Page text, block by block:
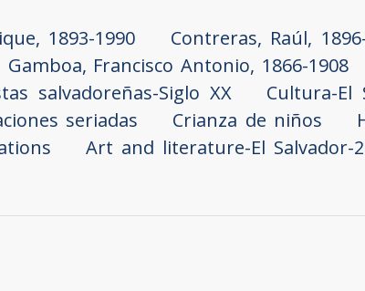
1893-1990 Contreras, Raúl,
Gamboa, Francisco Antonio, 1866-1908
salvadoreñas-Siglo XX
Cultura-El
seriadas Crianza de niños
Art and literature-El Salvador-